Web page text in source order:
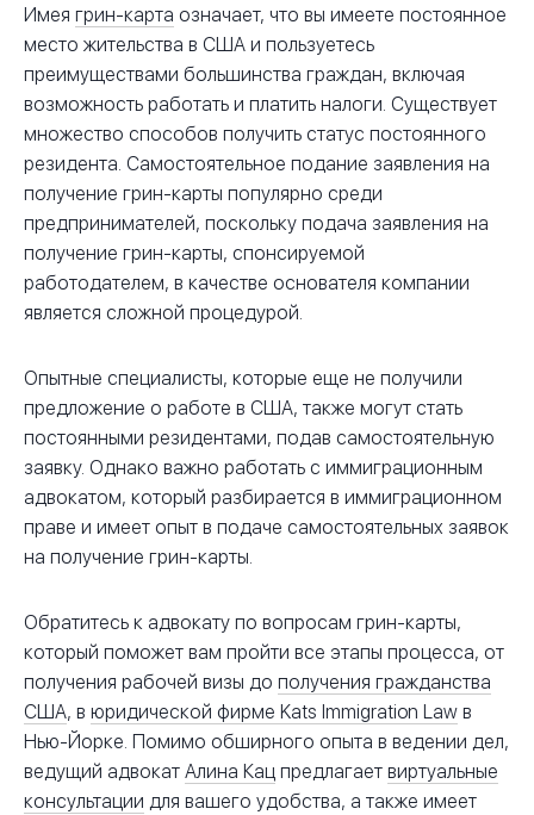
Имея грин-карта означает, что вы имеете постоянное
место жительства в США и пользуетесь
преимуществами большинства граждан, включая
возможность работать и платить налоги. Существует
множество способов получить статус постоянного
резидента. Самостоятельное подание заявления на
получение грин-карты популярно среди
предпринимателей, поскольку подача заявления на
получение грин-карты, спонсируемой
работодателем, в качестве основателя компании
является сложной процедурой.
Опытные специалисты, которые еще не получили
предложение о работе в США, также могут стать
постоянными резидентами, подав самостоятельную
заявку. Однако важно работать с иммиграционным
адвокатом, который разбирается в иммиграционном
праве и имеет опыт в подаче самостоятельных заявок
на получение грин-карты.
Обратитесь к адвокату по вопросам грин-карты,
который поможет вам пройти все этапы процесса, от
получения рабочей визы до получения гражданства
США, в юридической фирме Kats Immigration Law в
Нью-Йорке. Помимо обширного опыта в ведении дел,
ведущий адвокат Алина Кац предлагает виртуальные
консультации для вашего удобства, а также имеет